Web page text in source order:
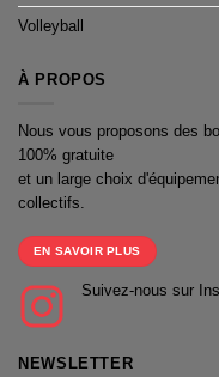
Volleyball
À PROPOS
Nous vous proposons des
100% gratuite
et un large choix
collectifs.
EN SAVOIR PLUS
Suivez-nous sur
NEWSLETTER